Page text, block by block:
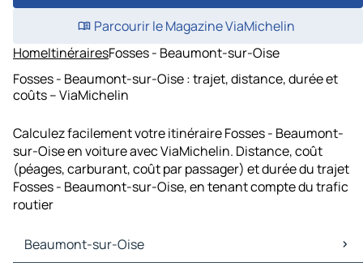
Parcourir le Magazine ViaMichelin
HomeItinérairesFosses - Beaumont-sur-Oise
Fosses - Beaumont-sur-Oise : trajet, distance, durée et
coûts – ViaMichelin
Calculez facilement votre itinéraire Fosses - Beaumont-
sur-Oise en voiture avec ViaMichelin. Distance, coût
(péages, carburant, coût par passager) et durée du trajet
Fosses - Beaumont-sur-Oise, en tenant compte du trafic
routier
Beaumont-sur-Oise